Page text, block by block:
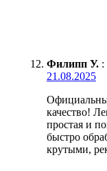
Филипп У. :
21.08.2025
качество!
простая и
быстро
крутыми,